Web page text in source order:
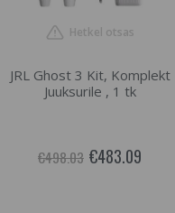
Hetkel otsas
JRL Ghost 3 Kit, Komplekt
Juuksurile , 1 tk
€498.03 €483.09